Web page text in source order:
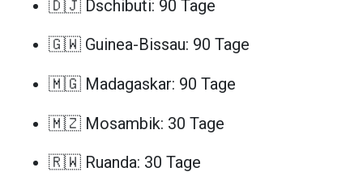
🇩🇯 Dschibuti: 90 Tage
🇬🇼 Guinea-Bissau: 90 Tage
🇲🇬 Madagaskar: 90 Tage
🇲🇿 Mosambik: 30 Tage
🇷🇼 Ruanda: 30 Tage